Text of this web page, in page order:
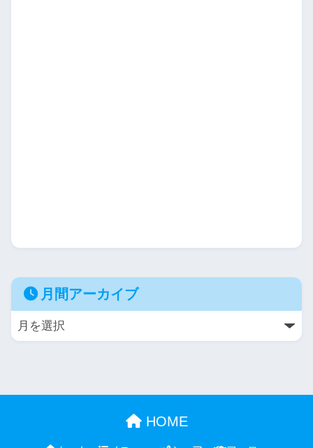
月間アーカイブ
HOME